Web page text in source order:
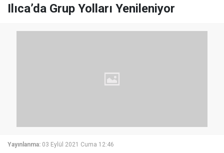
Ilıca’da Grup Yolları Yenileniyor
Yayınlanma: 03 Eylül 2021 Cuma 12:46